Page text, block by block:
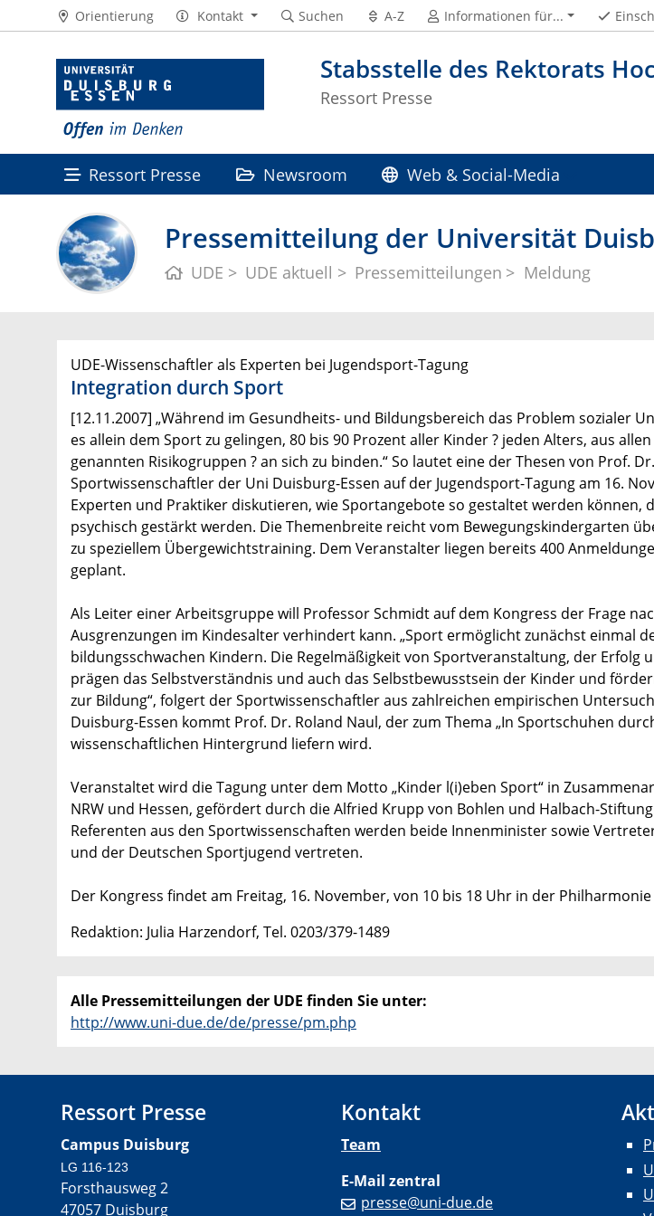
Stabsstelle des Rektorats
Ressort Presse
Orientierung Kontakt Suchen A-Z Informationen für...
Ressort Presse Newsroom Web & Social-Media
Pressemitteilung der Universität
UDE UDE aktuell Pressemitteilungen Meldung
UDE-Wissenschaftler als Experten bei Jugendsport-Tagung
Integration durch Sport
[12.11.2007] „Während im Gesundheits- und Bildungsbereich das Problem sozialer
es allein dem Sport zu gelingen, 80 bis 90 Prozent aller Kinder ? jeden Alters, aus
genannten Risikogruppen ? an sich zu binden.“ So lautet eine der Thesen von Prof.
Sportwissenschaftler der Uni Duisburg-Essen auf der Jugendsport-Tagung am 16.
Experten und Praktiker diskutieren, wie Sportangebote so gestaltet werden können,
psychisch gestärkt werden. Die Themenbreite reicht vom Bewegungskindergarten
zu speziellem Übergewichtstraining. Dem Veranstalter liegen bereits 400
geplant.
Als Leiter einer Arbeitsgruppe will Professor Schmidt auf dem Kongress der Frage
Ausgrenzungen im Kindesalter verhindert kann. „Sport ermöglicht zunächst einmal
bildungsschwachen Kindern. Die Regelmäßigkeit von Sportveranstaltung, der Erfolg
prägen das Selbstverständnis und auch das Selbstbewusstsein der Kinder und
zur Bildung“, folgert der Sportwissenschaftler aus zahlreichen empirischen
Duisburg-Essen kommt Prof. Dr. Roland Naul, der zum Thema „In Sportschuhen
wissenschaftlichen Hintergrund liefern wird.
Veranstaltet wird die Tagung unter dem Motto „Kinder l(i)eben Sport“ in
NRW und Hessen, gefördert durch die Alfried Krupp von Bohlen und Halbach-
Referenten aus den Sportwissenschaften werden beide Innenminister sowie
und der Deutschen Sportjugend vertreten.
Der Kongress findet am Freitag, 16. November, von 10 bis 18 Uhr in der
Redaktion: Julia Harzendorf, Tel. 0203/379-1489
Alle Pressemitteilungen der UDE finden Sie unter:
http://www.uni-due.de/de/presse/pm.php
Ressort Presse
Campus Duisburg
LG 116-123
Forsthausweg 2
47057 Duisburg
Kontakt
Team
E-Mail zentral
presse@uni-due.de